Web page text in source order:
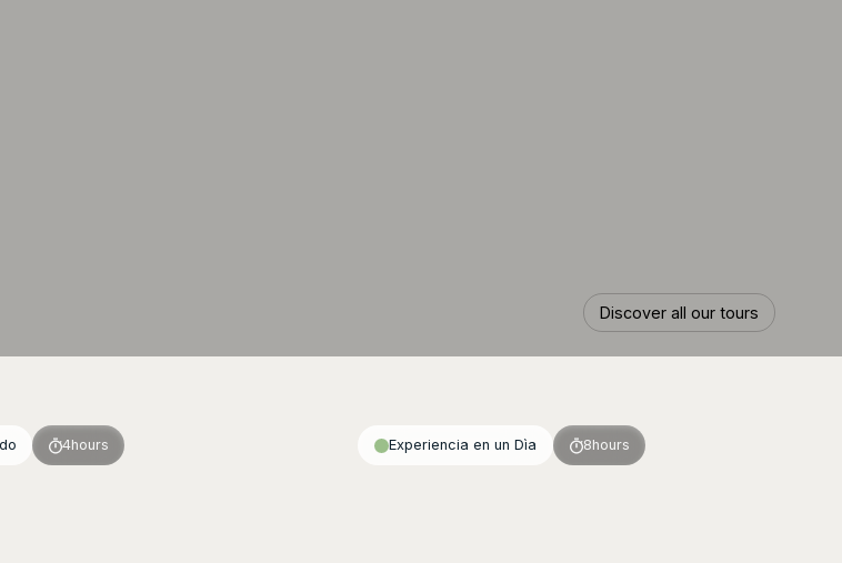
Discover all our tours
Discover all our tours
4hours Experiencia en un Dìa 8hours